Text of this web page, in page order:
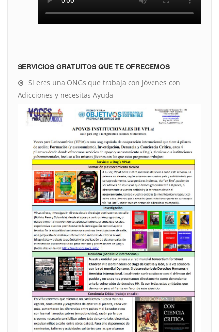
SERVICIOS GRATUITOS QUE TE OFRECEMOS
Si eres una ONGs que trabaja con Jóvenes con
Adicciones y necesitas Ayuda